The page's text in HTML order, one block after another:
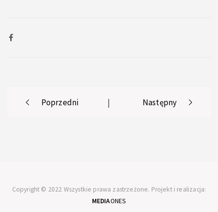
PostPoprzedni | Następny
Copyright © 2022 Wszystkie prawa zastrzeżone. Projekt i realizacja:
MEDIAONES